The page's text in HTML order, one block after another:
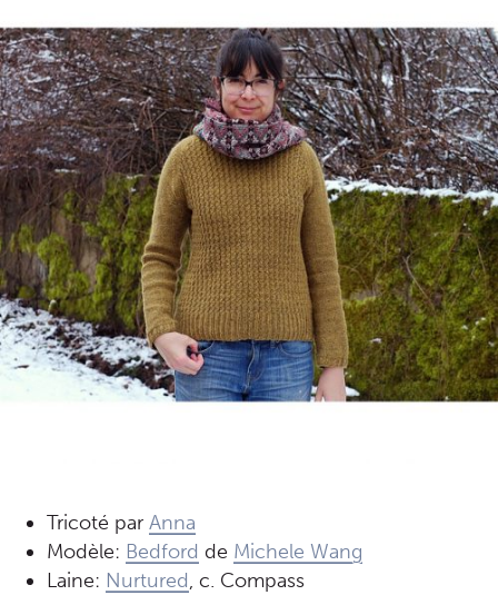
Tricoté parAnna
Modèle: Bedford de Michele Wang
Laine: Nurtured, c. Compass